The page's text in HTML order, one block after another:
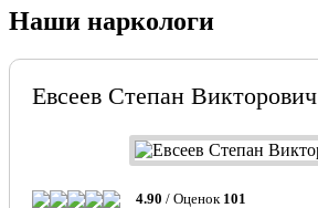
Наши наркологи
Евсеев Степан Викторович
4.90 / Оценок 101